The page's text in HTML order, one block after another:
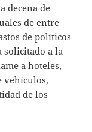
decena de
de entre
de políticos
solicitado a la
a hoteles,
vehículos,
de los